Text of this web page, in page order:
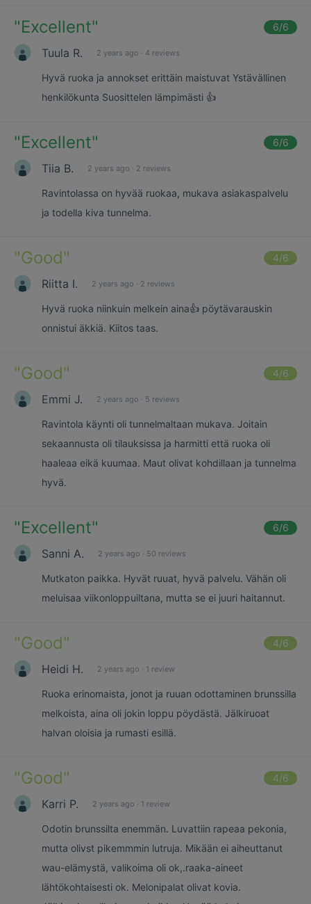
"Excellent" 6/6
Tuula R. 2 years ago · 4 reviews
Hyvä ruoka ja annokset erittäin maistuvat Ystävällinen
henkilökunta Suosittelen lämpimästi 👍
"Excellent" 6/6
Tiia B. 2 years ago · 2 reviews
Ravintolassa on hyvää ruokaa, mukava asiakaspalvelu
ja todella kiva tunnelma.
"Good" 4/6
Riitta I. 2 years ago · 2 reviews
Hyvä ruoka niinkuin melkein aina👍 pöytävarauskin
onnistui äkkiä. Kiitos taas.
"Good" 4/6
Emmi J. 2 years ago · 5 reviews
Ravintola käynti oli tunnelmaltaan mukava. Joitain
sekaannusta oli tilauksissa ja harmitti että ruoka oli
haaleaa eikä kuumaa. Maut olivat kohdillaan ja tunnelma
hyvä.
"Excellent" 6/6
Sanni A. 2 years ago · 50 reviews
Mutkaton paikka. Hyvät ruuat, hyvä palvelu. Vähän oli
meluisaa viikonloppuiltana, mutta se ei juuri haitannut.
"Good" 4/6
Heidi H. 2 years ago · 1 review
Ruoka erinomaista, jonot ja ruuan odottaminen brunssilla
melkoista, aina oli jokin loppu pöydästä. Jälkiruoat
halvan oloisia ja rumasti esillä.
"Good" 4/6
Karri P. 2 years ago · 1 review
Odotin brunssilta enemmän. Luvattiin rapeaa pekonia,
mutta olivst pikemmmin lutruja. Mikään ei aiheuttanut
wau-elämystä, valikoima oli ok,.raaka-aineet
lähtökohtaisesti ok. Melonipalat olivat kovia.